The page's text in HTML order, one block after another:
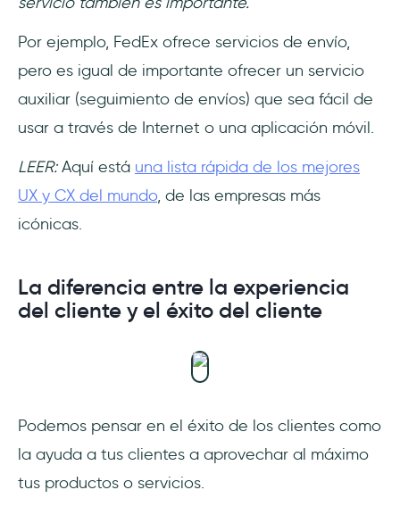
Por ejemplo, FedEx ofrece servicios de envío,
pero es igual de importante ofrecer un servicio
auxiliar (seguimiento de envíos) que sea fácil de
usar a través de Internet o una aplicación móvil.
LEER:Aquí está una lista rápida de los mejores
UX y CX del mundo, de las empresas más
icónicas.
La diferencia entre la experiencia
del cliente y el éxito del cliente
Podemos pensar en el éxito de los clientes como
la ayuda a tus clientes a aprovechar al máximo
tus productos o servicios.